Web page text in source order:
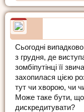
Cьогодні
з грудня, де
зомбіпутінці її
захопилася цією
тут чи хворою, чи
Може таке бути,
дискредитувати?